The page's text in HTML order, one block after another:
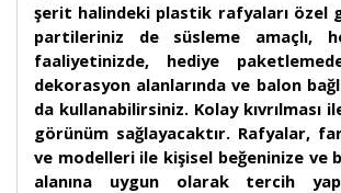
şerit halindeki plastik rafyaları özel
partileriniz de süsleme amaçlı,
faaliyetinizde, hediye
dekorasyon alanlarında ve balon
da kullanabilirsiniz. Kolay kıvrılması
görünüm sağlayacaktır. Rafyalar,
ve modelleri ile kişisel beğeninize ve
alanına uygun olarak tercih